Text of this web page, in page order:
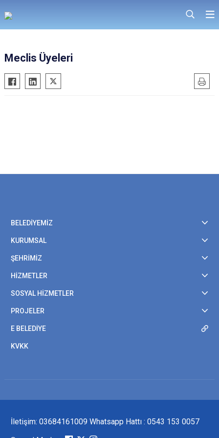
Meclis Üyeleri
BELEDİYEMİZ
KURUMSAL
ŞEHRİMİZ
HİZMETLER
SOSYAL HİZMETLER
PROJELER
E BELEDİYE
KVKK
İletişim: 03684161009 Whatsapp Hattı : 0543 153 0057